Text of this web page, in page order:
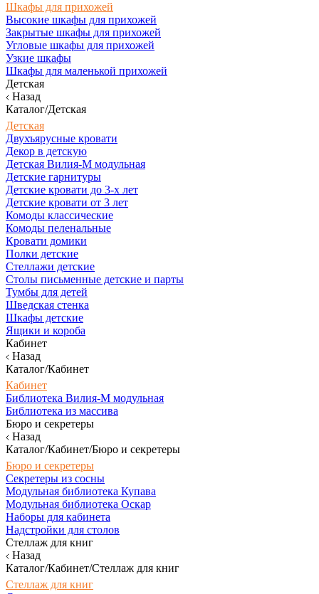
Шкафы для прихожей
Высокие шкафы для прихожей
Закрытые шкафы для прихожей
Угловые шкафы для прихожей
Узкие шкафы
Шкафы для маленькой прихожей
Детская
Назад
Каталог/Детская
Детская
Двухъярусные кровати
Декор в детскую
Детская Вилия-М модульная
Детские гарнитуры
Детские кровати до 3-х лет
Детские кровати от 3 лет
Комоды классические
Комоды пеленальные
Кровати домики
Полки детские
Стеллажи детские
Столы письменные детские и парты
Тумбы для детей
Шведская стенка
Шкафы детские
Ящики и короба
Кабинет
Назад
Каталог/Кабинет
Кабинет
Библиотека Вилия-М модульная
Библиотека из массива
Бюро и секретеры
Назад
Каталог/Кабинет/Бюро и секретеры
Бюро и секретеры
Секретеры из сосны
Модульная библиотека Купава
Модульная библиотека Оскар
Наборы для кабинета
Надстройки для столов
Стеллаж для книг
Назад
Каталог/Кабинет/Стеллаж для книг
Стеллаж для книг